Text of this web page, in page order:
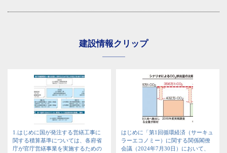
建設情報クリップ
1.はじめに国が発注する営繕工事に
関する積算基準については、各府省
庁が官庁営繕事業を実施するための
はじめに「第1回循環経済（サーキュ
ラーエコノミー）に関する関係閣僚
会議（2024年7月30日）において、